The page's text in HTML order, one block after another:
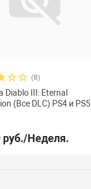
(8)
Diablo III: Eternal
(Все DLC) PS4 и PS5
руб./Неделя.